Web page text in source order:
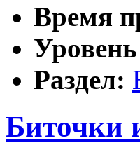
Время
Раздел:
Биточки